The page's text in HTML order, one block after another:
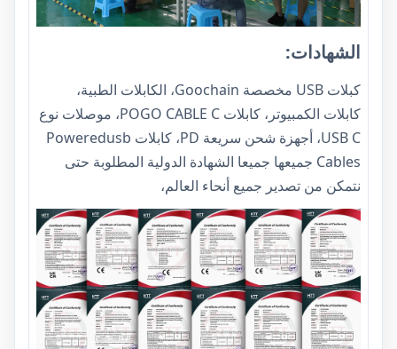
الشهادات:
كبلات USB مخصصة Goochain، الكابلات الطبية،
كابلات الكمبيوتر، كابلات POGO CABLE C، موصلات نوع
USB C، أجهزة شحن سريعة PD، كابلات Poweredusb
Cables جميعها جميعا الشهادة الدولية المطلوبة حتى
نتمكن من تصدير جميع أنحاء العالم،